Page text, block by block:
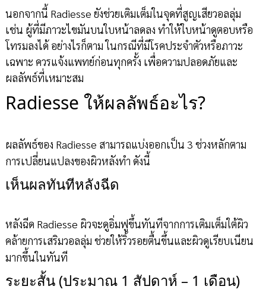
นอกจากนี้ Radiesse ยังช่วยเติมเต็มในจุดที่สูญเสียวอลลุ่ม
เช่น ผู้ที่มีภาวะไขมันบนใบหน้าลดลง ทำให้ใบหน้าดูตอบหรือ
โทรมลงได้ อย่างไรก็ตาม ในกรณีที่มีโรคประจำตัวหรือภาวะ
เฉพาะ ควรแจ้งแพทย์ก่อนทุกครั้ง เพื่อความปลอดภัยและ
ผลลัพธ์ที่เหมาะสม
Radiesse ให้ผลลัพธ์อะไร?
ผลลัพธ์ของ Radiesse สามารถแบ่งออกเป็น 3 ช่วงหลักตาม
การเปลี่ยนแปลงของผิวหลังทำ ดังนี้
เห็นผลทันทีหลังฉีด
หลังฉีด Radiesse ผิวจะดูอิ่มฟูขึ้นทันทีจากการเติมเต็มใต้ผิว
คล้ายการเสริมวอลลุ่ม ช่วยให้ริ้วรอยตื้นขึ้นและผิวดูเรียบเนียน
มากขึ้นในทันที
ระยะสั้น (ประมาณ 1 สัปดาห์ – 1 เดือน)